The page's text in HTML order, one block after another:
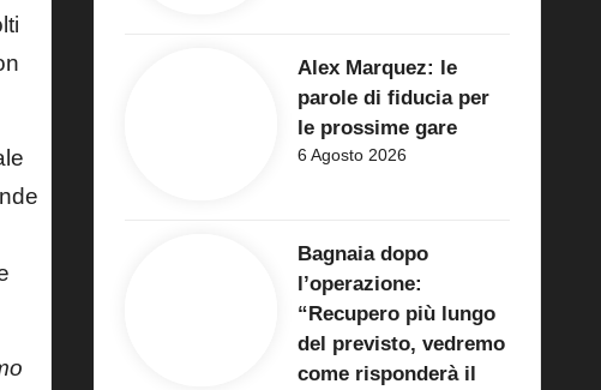
Alex Marquez: le
parole di fiducia per
le prossime gare
6 Agosto 2026
Bagnaia dopo
l’operazione:
“Recupero più lungo
del previsto, vedremo
come risponderà il